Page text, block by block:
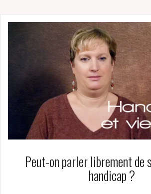
Peut-on parler librement de
handicap ?